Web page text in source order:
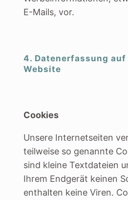
E-Mails, vor.
4. Datenerfassung
Website
Cookies
Unsere Internetseiten
teilweise so genannte
sind kleine Textdateien
Ihrem Endgerät keinen
enthalten keine Viren.